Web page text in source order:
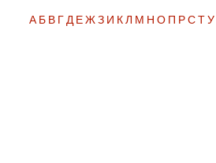
А Б В Г Д Е Ж З И К Л М Н О П Р С Т У